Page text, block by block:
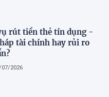
rút tiền thẻ tín dụng -
tài chính hay rủi ro
07/2026